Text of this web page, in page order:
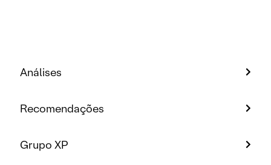
Análises
Recomendações
Grupo XP